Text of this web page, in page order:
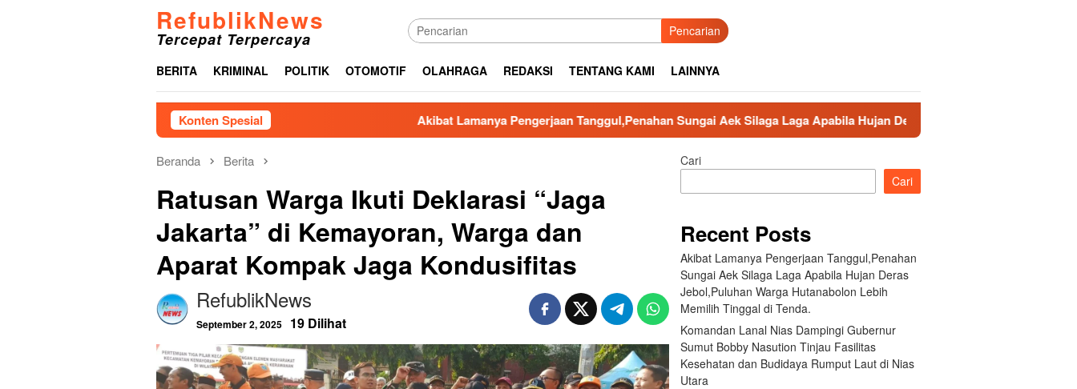
RefublikNews
Tercepat Terpercaya Pencarian
BERITA KRIMINAL POLITIK OTOMOTIF OLAHRAGA REDAKSI TENTANG KAMI LAINNYA
Konten Spesial Akibat Lamanya Pengerjaan Tanggul,Penahan Sungai Aek Silaga Laga Apabila Hujan Deras Jebol,Puluhan Warga Hutanabolon
Beranda Berita
Ratusan Warga Ikuti Deklarasi “Jaga
Jakarta” di Kemayoran, Warga dan
Aparat Kompak Jaga Kondusifitas
RefublikNews
September 2, 2025 19 Dilihat
Cari
Cari
Recent Posts
Akibat Lamanya Pengerjaan Tanggul,Penahan
Sungai Aek Silaga Laga Apabila Hujan Deras
Jebol,Puluhan Warga Hutanabolon Lebih
Memilih Tinggal di Tenda.
Komandan Lanal Nias Dampingi Gubernur
Sumut Bobby Nasution Tinjau Fasilitas
Kesehatan dan Budidaya Rumput Laut di Nias
Utara